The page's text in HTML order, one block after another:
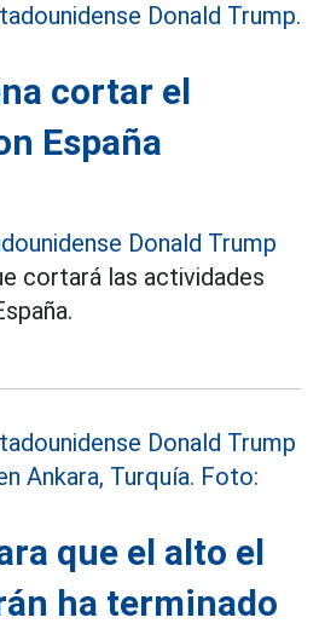
cortar el
España
Donald Trump
cortará las actividades
que el alto el
ha terminado